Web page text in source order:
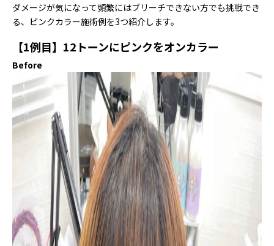
ダメージが気になって頻繁にはブリーチできない方でも挑戦でき
る、ピンクカラー施術例を3つ紹介します。
【1例目】12トーンにピンクをオンカラー
Before